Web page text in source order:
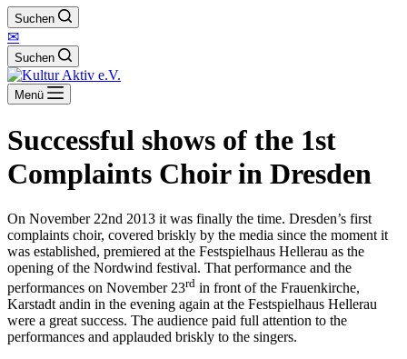
Suchen
✉
Suchen
Menü
Successful shows of the 1st
Complaints Choir in Dresden
On November 22nd 2013 it was finally the time. Dresden’s first
complaints choir, covered briskly by the media since the moment it
was established, premiered at the Festspielhaus Hellerau as the
opening of the Nordwind festival. That performance and the
performances on November 23rd in front of the Frauenkirche,
Karstadt andin in the evening again at the Festspielhaus Hellerau
were a great success. The audience paid full attention to the
performances and applauded briskly to the singers.